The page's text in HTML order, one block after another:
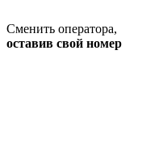
Сменить оператора,
оставив свой номер